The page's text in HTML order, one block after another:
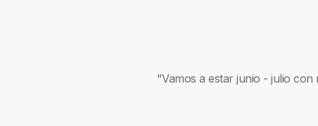
"Vamos a estar junio - julio